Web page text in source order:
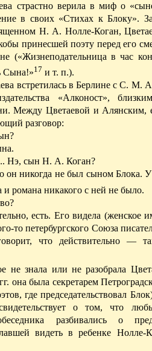
страстно верила в миф о
в своих «Стихах к Блоку».
Н. А. Нолле-Коган,
принесшей поэту перед его
(«Жизнеподательница в час
Сына!»17 и т. п.).
встретилась в Берлине с С. М.
«Алконост»,
Между Цветаевой и Алянским,
разговор:
Нэ, сын Н. А. Коган?
он никогда не был сыном Блока.
и романа никакого с ней не было.
есть. Его видела (женское
то петербургского Союза
что действительно —
не знала или не разобрала
она была секретарем
где председательствовал
о том, что
разбивались о
видеть в ребенке